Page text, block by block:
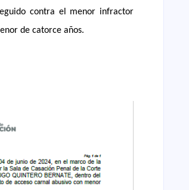
contra el menor infractor
de catorce años.